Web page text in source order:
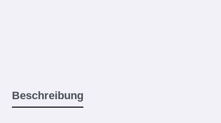
Beschreibung